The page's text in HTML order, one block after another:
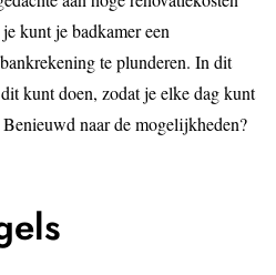
kunt je badkamer een
te plunderen. In dit
kunt doen, zodat je elke dag kunt
naar de mogelijkheden?